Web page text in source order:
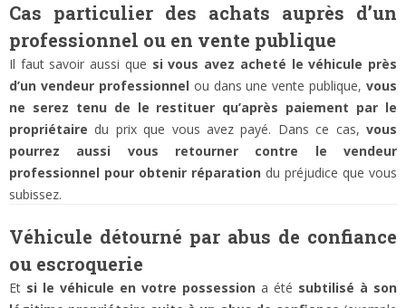
Cas particulier des achats auprès d’un
professionnel ou en vente publique
Il faut savoir aussi que si vous avez acheté le véhicule près
d’un vendeur professionnel ou dans une vente publique,vous
ne serez tenu de le restituer qu’après paiement par le
propriétaire du prix que vous avez payé. Dans ce cas,vous
pourrez aussi vous retourner contre le vendeur
professionnel pour obtenir réparation du préjudice que vous
subissez.
Véhicule détourné par abus de confiance
ou escroquerie
Et si le véhicule en votre possession a été subtilisé à son